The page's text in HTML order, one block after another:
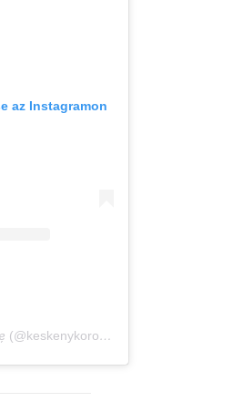
az Instagramon
˙uǝqʞo̤ɹo̤ʞ ʎuǝʞsǝʞ ıupoɯlɐ̗ (@keskenykorokben) által megosztott bejegyzés